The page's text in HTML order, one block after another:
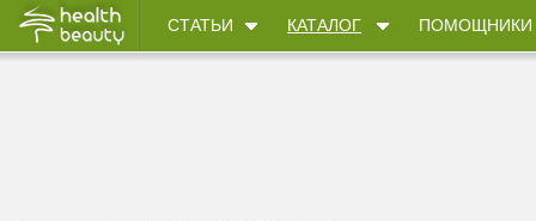
СТАТЬИ КАТАЛОГ ПОМОЩНИКИ